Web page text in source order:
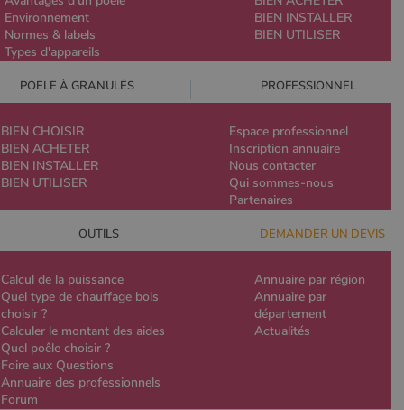
Environnement
Normes & labels
Types d'appareils
BIEN INSTALLER
BIEN UTILISER
POELE À GRANULÉS PROFESSIONNEL
BIEN CHOISIR
BIEN ACHETER
BIEN INSTALLER
BIEN UTILISER
Espace professionnel
Inscription annuaire
Nous contacter
Qui sommes-nous
Partenaires
OUTILS DEMANDER UN DEVIS
Calcul de la puissance
Quel type de chauffage bois
choisir ?
Calculer le montant des aides
Quel poêle choisir ?
Foire aux Questions
Annuaire des professionnels
Forum
Annuaire par région
Annuaire par
département
Actualités